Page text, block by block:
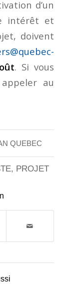
d’un
intérêt et
doivent
. Si vous
au
QUEBEC
, PROJET